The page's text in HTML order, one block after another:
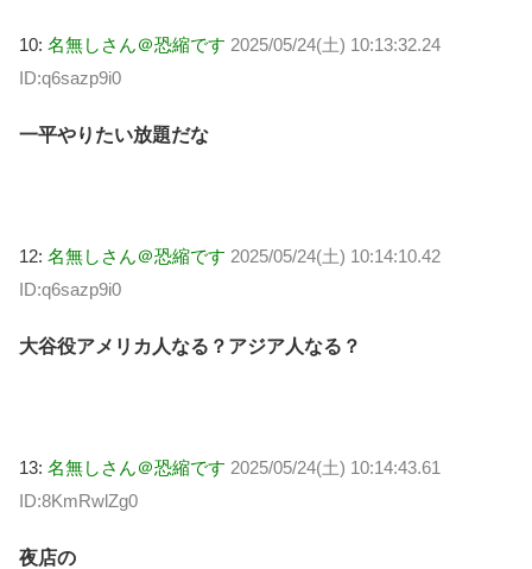
10: 名無しさん＠恐縮です 2025/05/24(土) 10:13:32.24
ID:q6sazp9i0
一平やりたい放題だな
12: 名無しさん＠恐縮です 2025/05/24(土) 10:14:10.42
ID:q6sazp9i0
大谷役アメリカ人なる？アジア人なる？
13: 名無しさん＠恐縮です 2025/05/24(土) 10:14:43.61
ID:8KmRwlZg0
夜店の